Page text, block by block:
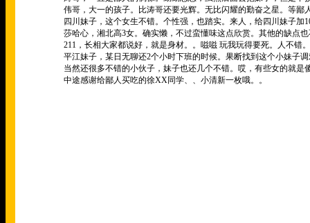
伟哥，大一的孩子。比涛哥还要光辉。无比闪耀的勤奋之星。等鄙
四川妹子，这个女生不错。个性强，也踏实。来人，给四川妹子加
莎哈心，湘北高3女。确实懒，不过蛮懂味这点欣赏。其他的缺点
211 ，长相大家都说好，就是身材。。嗞嗞 玩我玩得要死。人不错
平江妹子，某日无聊还2个小时下班的时候。果断找到这个小妹子
当然还很多不错的小伙子，妹子也还几个不错。哎，有些女的就是
中途感谢给鄙人买吃的徐XX同学、、小清新一枚哦。。